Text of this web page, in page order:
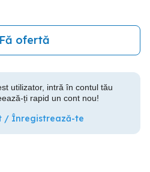
Fă ofertă
utilizator, intră în contul tău
ți rapid un cont nou!
/ Înregistrează-te